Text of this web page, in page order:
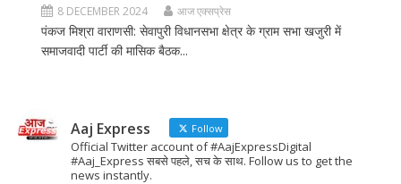
8 DECEMBER 2024 आज एक्सप्रेस
पंकज मिश्रा वाराणसी: सेवापुरी विधानसभा क्षेत्र के ग्राम सभा खजुरी में
समाजवादी पार्टी की मासिक बैठक...
Aaj Express Follow
Official Twitter account of #AajExpressDigital
#Aaj_Express सबसे पहले, सच के साथ. Follow us to get the
news instantly.